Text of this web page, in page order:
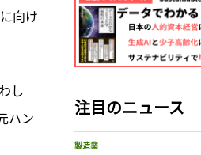
向け
し
ハン
注目のニュース
製造業